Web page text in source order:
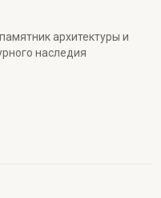
архитектуры и
наследия